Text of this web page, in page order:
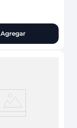
Agregar